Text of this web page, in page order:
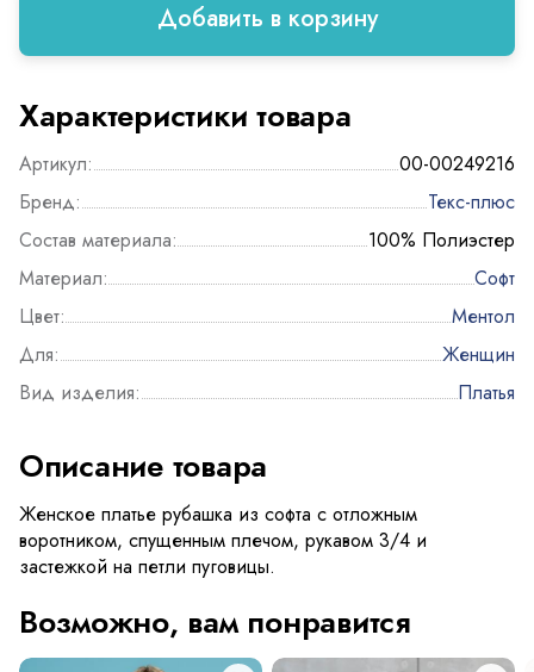
Добавить в корзину
Характеристики товара
Артикул:
00-00249216
Бренд:
Текс-плюс
Состав материала:
100% Полиэстер
Материал:
Софт
Цвет:
Ментол
Для:
Женщин
Вид изделия:
Платья
Описание товара
Женское платье рубашка из софта с отложным
воротником, спущенным плечом, рукавом 3/4 и
застежкой на петли пуговицы.
Возможно, вам понравится